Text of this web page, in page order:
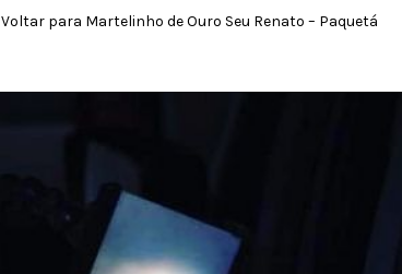
Voltar para Martelinho de Ouro Seu Renato – Paquetá